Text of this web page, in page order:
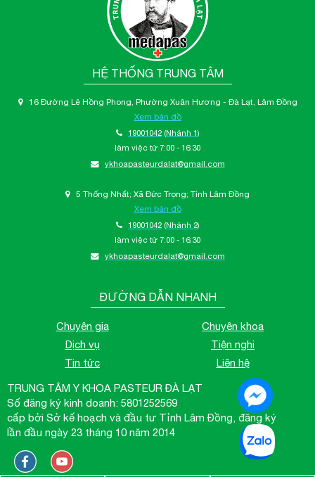
HỆ THỐNG TRUNG TÂM
16 Đường Lê Hồng Phong, Phường Xuân Hương - Đà Lạt, Lâm Đồng
Xem bản đồ
19001042 (Nhánh 1)
làm việc từ 7:00 - 16:30
ykhoapasteurdalat@gmail.com
5 Thống Nhất; Xã Đức Trọng; Tỉnh Lâm Đồng
Xem bản đồ
19001042 (Nhánh 2)
làm việc từ 7:00 - 16:30
ykhoapasteurdalat@gmail.com
ĐƯỜNG DẪN NHANH
Chuyên gia
Chuyên khoa
Dịch vụ
Tiện nghi
Tin tức
Liên hệ
TRUNG TÂM Y KHOA PASTEUR ĐÀ LẠT
Số đăng ký kinh doanh: 5801252569
cấp bởi Sở kế hoạch và đầu tư Tỉnh Lâm Đồng, đăng ký
lần đầu ngày 23 tháng 10 năm 2014